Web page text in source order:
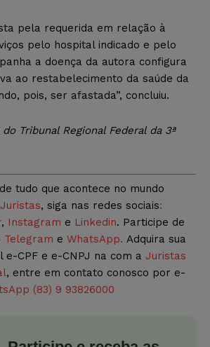
pela requerida em relação à
pelo hospital indicado e pelo
a doença da autora configura
ao restabelecimento da saúde da
pois, ser afastada”, concluiu.
Tribunal Regional Federal da 3ª
tudo que acontece no mundo
, siga nas redes sociais:
, Instagram e Linkedin. Participe de
Telegram e WhatsApp. Adquira sua
e-CPF e e-CNPJ na com a Juristas
, entre em contato conosco por e-
(83) 9 93826000